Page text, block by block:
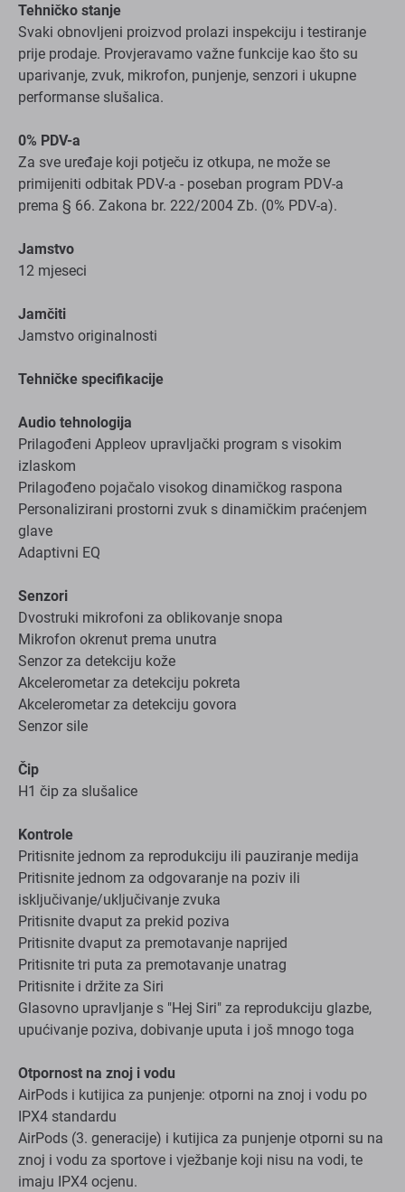
Tehničko stanje
Svaki obnovljeni proizvod prolazi inspekciju i testiranje
prije prodaje. Provjeravamo važne funkcije kao što su
uparivanje, zvuk, mikrofon, punjenje, senzori i ukupne
performanse slušalica.
0% PDV-a
Za sve uređaje koji potječu iz otkupa, ne može se
primijeniti odbitak PDV-a - poseban program PDV-a
prema § 66. Zakona br. 222/2004 Zb. (0% PDV-a).
Jamstvo
12 mjeseci
Jamčiti
Jamstvo originalnosti
Tehničke specifikacije
Audio tehnologija
Prilagođeni Appleov upravljački program s visokim
izlaskom
Prilagođeno pojačalo visokog dinamičkog raspona
Personalizirani prostorni zvuk s dinamičkim praćenjem
glave
Adaptivni EQ
Senzori
Dvostruki mikrofoni za oblikovanje snopa
Mikrofon okrenut prema unutra
Senzor za detekciju kože
Akcelerometar za detekciju pokreta
Akcelerometar za detekciju govora
Senzor sile
Čip
H1 čip za slušalice
Kontrole
Pritisnite jednom za reprodukciju ili pauziranje medija
Pritisnite jednom za odgovaranje na poziv ili
isključivanje/uključivanje zvuka
Pritisnite dvaput za prekid poziva
Pritisnite dvaput za premotavanje naprijed
Pritisnite tri puta za premotavanje unatrag
Pritisnite i držite za Siri
Glasovno upravljanje s "Hej Siri" za reprodukciju glazbe,
upućivanje poziva, dobivanje uputa i još mnogo toga
Otpornost na znoj i vodu
AirPods i kutijica za punjenje: otporni na znoj i vodu po
IPX4 standardu
AirPods (3. generacije) i kutijica za punjenje otporni su na
znoj i vodu za sportove i vježbanje koji nisu na vodi, te
imaju IPX4 ocjenu.